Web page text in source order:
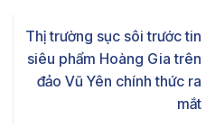
Thị trường sục sôi trước tin
siêu phẩm Hoàng Gia trên
đảo Vũ Yên chính thức ra
mắt